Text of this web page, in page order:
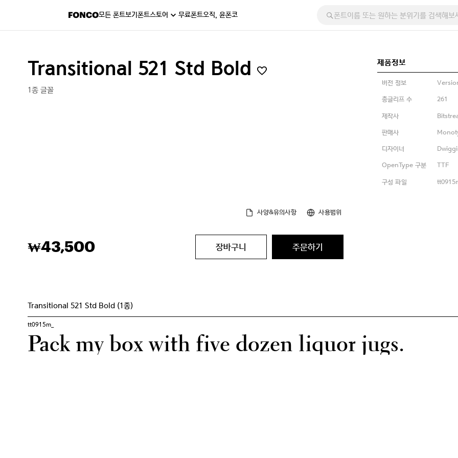
모든 폰트보기폰트스토어 무료폰트오직, 윤폰코
Transitional 521 Std Bold
1종 글꼴
제품정보
버전 정보
총글리프 수 261
제작사
판매사
디자이너
OpenType 구분 TTF
구성 파일
사양&유의사항 사용범위
₩43,500 장바구니 주문하기
Transitional 521 Std Bold (1종)
tt0915m_
Pack my box with five dozen liquor jugs.